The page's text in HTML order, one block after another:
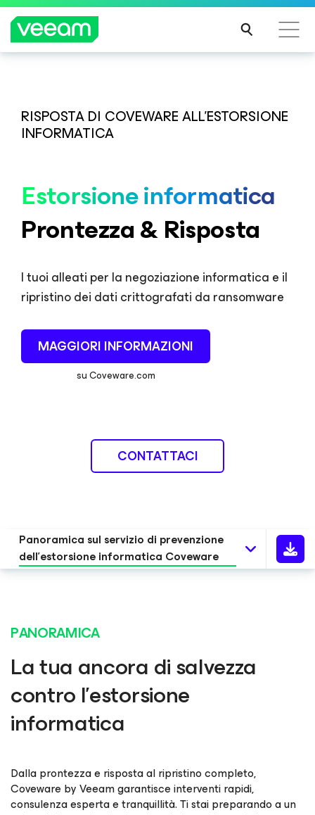
PER
SAPE
PIÙ
RISPOSTA DI COVEWARE ALL'ESTORSIONE
INFORMATICA
Estorsione informatica
Prontezza & Risposta
I tuoi alleati per la negoziazione informatica e il
ripristino dei dati crittografati da ransomware
MAGGIORI INFORMAZIONI
su Coveware.com
CONTATTACI
Panoramica sul servizio di prevenzione
dell'estorsione informatica Coveware
PANORAMICA
La tua ancora di salvezza
contro l'estorsione
informatica
Dalla prontezza e risposta al ripristino completo,
Coveware by Veeam garantisce interventi rapidi,
consulenza esperta e tranquillità. Ti stai preparando a un